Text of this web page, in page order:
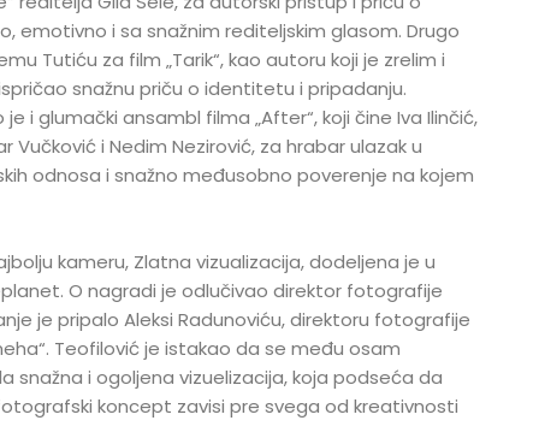
emotivno i sa snažnim rediteljskim glasom. Drugo
Tutiću za film „Tarik“, kao autoru koji je zrelim i
snažnu priču o identitetu i pripadanju.
i glumački ansambl filma „After“, koji čine Iva Ilinčić,
Vučković i Nedim Nezirović, za hrabar ulazak u
odnosa i snažno međusobno poverenje na kojem
kameru, Zlatna vizualizacija, dodeljena je u
O nagradi je odlučivao direktor fotografije
je pripalo Aleksi Radunoviću, direktoru fotografije
Teofilović je istakao da se među osam
snažna i ogoljena vizuelizacija, koja podseća da
koncept zavisi pre svega od kreativnosti